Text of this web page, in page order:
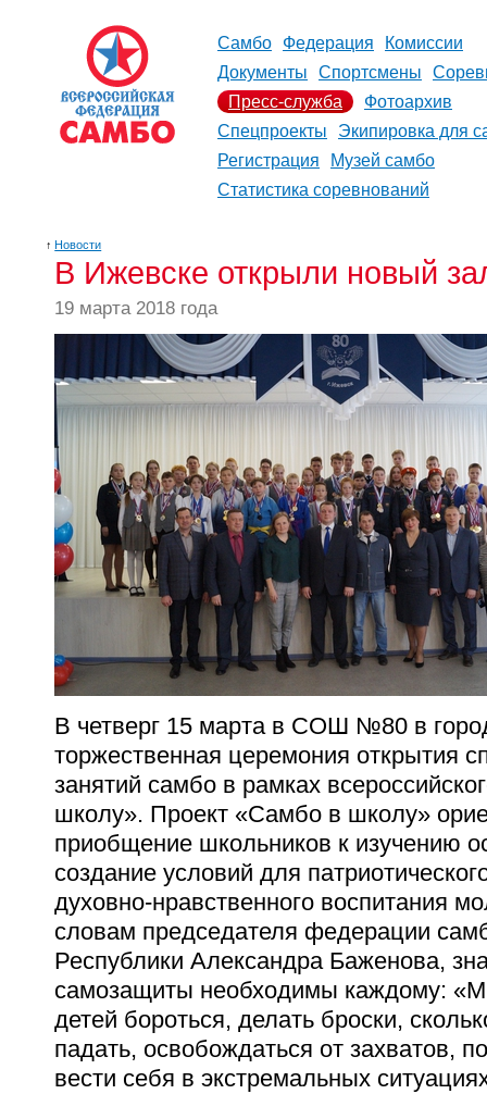
Самбо Федерация
Комиссии
Документы
Спортсмены
Пресс-служба
Фотоархив
Спецпроекты
Экипировка для
Регистрация
Музей самбо
Статистика соревнований
↑ Новости
В Ижевске открыли новый
19 марта 2018 года
В четверг 15 марта в СОШ №80 в
торжественная церемония открытия
занятий самбо в рамках
школу». Проект «Самбо в школу»
приобщение школьников к изучению
создание условий для
духовно-нравственного воспитания
словам председателя федерации
Республики Александра Баженова,
самозащиты необходимы каждому:
детей бороться, делать броски,
падать, освобождаться от захватов,
вести себя в экстремальных